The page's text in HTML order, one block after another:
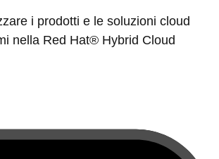
i prodotti e le soluzioni cloud
nella Red Hat® Hybrid Cloud